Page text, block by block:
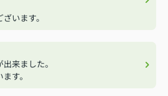
います。
来ました。
す。